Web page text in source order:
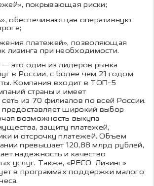
покрывающая риски;
обеспечивающая оперативную
платежей», позволяющая
лизинга при необходимости.
это один из лидеров рынка
в России, с более чем 21 годом
Компания входит в ТОП-5
страны и имеет
из 70 филиалов по всей России.
широкий выбор
возможность выкупа
защиту платежей,
и отсрочку платежей. Объем
превышает 120,88 млрд рублей,
надежность и качество
услуг. Также, «РЕСО-Лизинг»
в программах поддержки малого